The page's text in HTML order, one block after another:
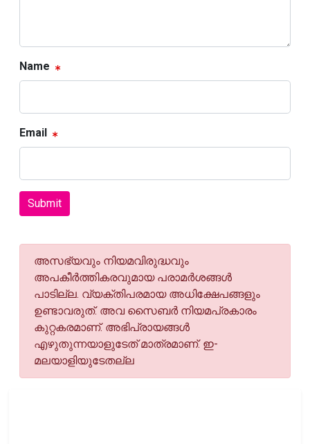
Name
Email
Submit
അസഭ്യവും നിയമവിരുദ്ധവും
അപകീര്‍ത്തികരവുമായ പരാമര്‍ശങ്ങള്‍
പാടില്ല. വ്യക്തിപരമായ അധിക്ഷേപങ്ങളും
ഉണ്ടാവരുത്. അവ സൈബര്‍ നിയമപ്രകാരം
കുറ്റകരമാണ്. അഭിപ്രായങ്ങള്‍
എഴുതുന്നയാളുടേത് മാത്രമാണ്. ഇ-
മലയാളിയുടേതല്ല